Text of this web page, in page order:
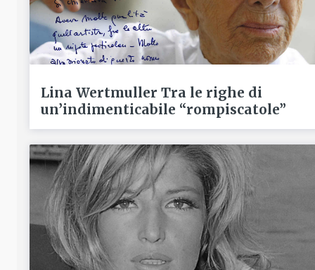
Lina Wertmuller Tra le righe di
un’indimenticabile “rompiscatole”